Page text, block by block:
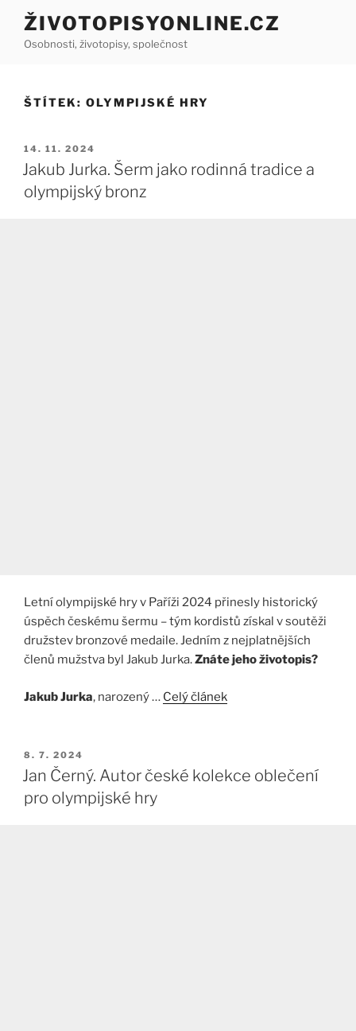
Přejít
obsahu
ŽIVOTOPISYONLINE.CZ
Osobnosti, životopisy, společnost
ŠTÍTEK: OLYMPIJSKÉ HRY
PUBLIKOVÁNO
14. 11. 2024
Jakub Jurka. Šerm jako rodinná tradice a
olympijský bronz
Letní olympijské hry v Paříži 2024 přinesly historický
úspěch českému šermu – tým kordistů získal v soutěži
družstev bronzové medaile. Jedním z nejplatnějších
členů mužstva byl Jakub Jurka.Znáte jeho životopis?
Jakub Jurka, narozený … Celý článek
PUBLIKOVÁNO
8. 7. 2024
Jan Černý. Autor české kolekce oblečení
pro olympijské hry